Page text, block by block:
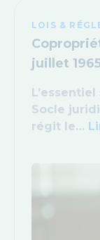
LOIS &
juillet
Socle
régit le…